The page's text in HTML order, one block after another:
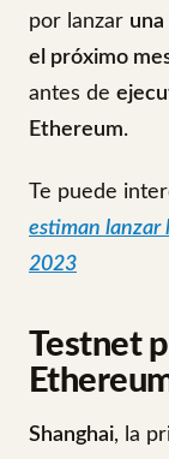
por lanzar
el próximo
antes de
Ethereum.
Te puede
estiman lanzar
2023
Testnet
Shanghai, la